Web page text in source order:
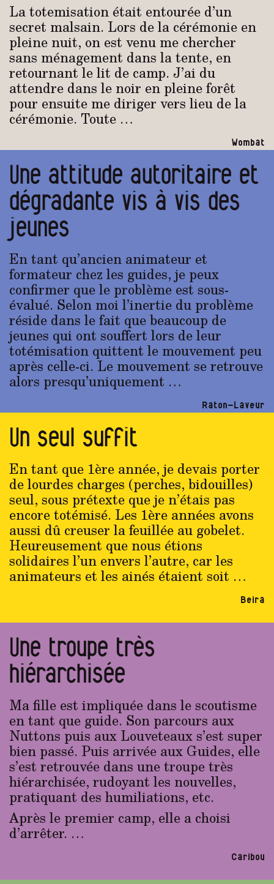
La totemisation était entourée d’un
secret malsain. Lors de la cérémonie en
pleine nuit, on est venu me chercher
sans ménagement dans la tente, en
retournant le lit de camp. J’ai du
attendre dans le noir en pleine forêt
pour ensuite me diriger vers lieu de la
cérémonie. Toute …
Wombat
Une attitude autoritaire et
dégradante vis à vis des
jeunes
En tant qu’ancien animateur et
formateur chez les guides, je peux
confirmer que le problème est sous-
évalué. Selon moi l’inertie du problème
réside dans le fait que beaucoup de
jeunes qui ont souffert lors de leur
totémisation quittent le mouvement peu
après celle-ci. Le mouvement se retrouve
alors presqu’uniquement …
Raton-Laveur
Un seul suffit
En tant que 1ère année, je devais porter
de lourdes charges (perches, bidouilles)
seul, sous prétexte que je n’étais pas
encore totémisé. Les 1ère années avons
aussi dû creuser la feuillée au gobelet.
Heureusement que nous étions
solidaires l’un envers l’autre, car les
animateurs et les ainés étaient soit …
Beira
Une troupe très
hiérarchisée
Ma fille est impliquée dans le scoutisme
en tant que guide. Son parcours aux
Nuttons puis aux Louveteaux s’est super
bien passé. Puis arrivée aux Guides, elle
s’est retrouvée dans une troupe très
hiérarchisée, rudoyant les nouvelles,
pratiquant des humiliations, etc.
Après le premier camp, elle a choisi
d’arrêter. …
Caribou